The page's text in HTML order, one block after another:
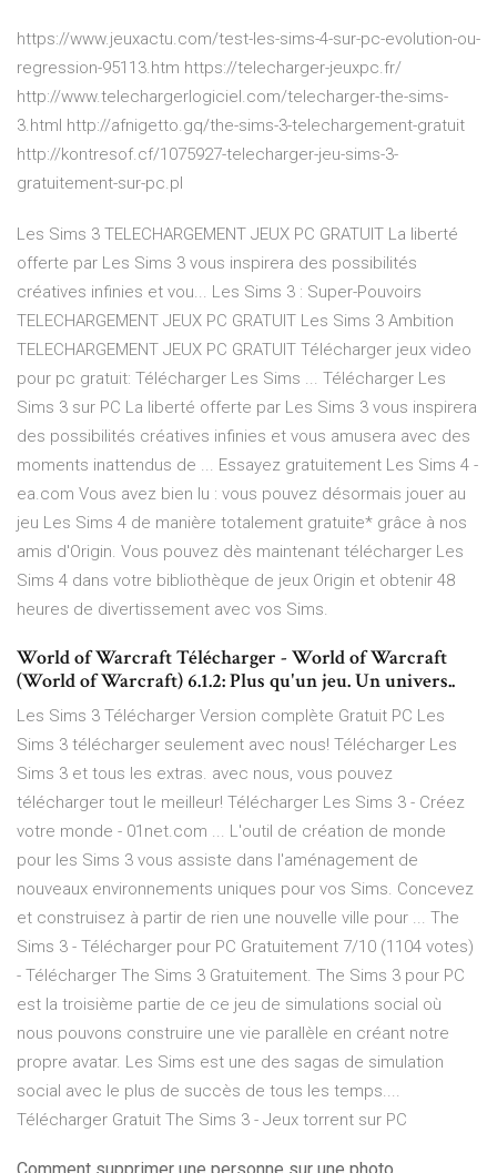
https://www.jeuxactu.com/test-les-sims-4-sur-pc-evolution-ou-
regression-95113.htm https://telecharger-jeuxpc.fr/
http://www.telechargerlogiciel.com/telecharger-the-sims-
3.html http://afnigetto.gq/the-sims-3-telechargement-gratuit
http://kontresof.cf/1075927-telecharger-jeu-sims-3-
gratuitement-sur-pc.pl
Les Sims 3 TELECHARGEMENT JEUX PC GRATUIT La liberté
offerte par Les Sims 3 vous inspirera des possibilités
créatives infinies et vou... Les Sims 3 : Super-Pouvoirs
TELECHARGEMENT JEUX PC GRATUIT Les Sims 3 Ambition
TELECHARGEMENT JEUX PC GRATUIT Télécharger jeux video
pour pc gratuit: Télécharger Les Sims ... Télécharger Les
Sims 3 sur PC La liberté offerte par Les Sims 3 vous inspirera
des possibilités créatives infinies et vous amusera avec des
moments inattendus de ... Essayez gratuitement Les Sims 4 -
ea.com Vous avez bien lu : vous pouvez désormais jouer au
jeu Les Sims 4 de manière totalement gratuite* grâce à nos
amis d'Origin. Vous pouvez dès maintenant télécharger Les
Sims 4 dans votre bibliothèque de jeux Origin et obtenir 48
heures de divertissement avec vos Sims.
World of Warcraft Télécharger - World of Warcraft
(World of Warcraft) 6.1.2: Plus qu'un jeu. Un univers..
Les Sims 3 Télécharger Version complète Gratuit PC Les
Sims 3 télécharger seulement avec nous! Télécharger Les
Sims 3 et tous les extras. avec nous, vous pouvez
télécharger tout le meilleur! Télécharger Les Sims 3 - Créez
votre monde - 01net.com ... L'outil de création de monde
pour les Sims 3 vous assiste dans l'aménagement de
nouveaux environnements uniques pour vos Sims. Concevez
et construisez à partir de rien une nouvelle ville pour ... The
Sims 3 - Télécharger pour PC Gratuitement 7/10 (1104 votes)
- Télécharger The Sims 3 Gratuitement. The Sims 3 pour PC
est la troisième partie de ce jeu de simulations social où
nous pouvons construire une vie parallèle en créant notre
propre avatar. Les Sims est une des sagas de simulation
social avec le plus de succès de tous les temps....
Télécharger Gratuit The Sims 3 - Jeux torrent sur PC